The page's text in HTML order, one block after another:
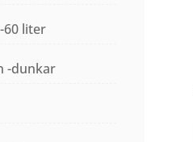
60 liter
-dunkar